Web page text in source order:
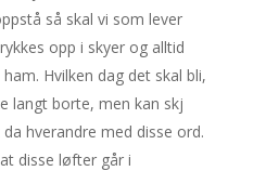
så skal vi som lever
opp i skyer og alltid
Hvilken dag det skal bli,
langt borte, men kan skj
hverandre med disse ord.
disse løfter går i